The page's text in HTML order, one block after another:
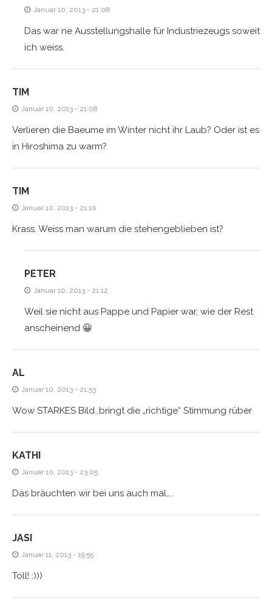
Januar 10, 2013 - 21:08
Das war ne Ausstellungshalle für Industriezeugs soweit
ich weiss.
TIM
Januar 10, 2013 - 21:08
Verlieren die Baeume im Winter nicht ihr Laub? Oder ist es
in Hiroshima zu warm?
TIM
Januar 10, 2013 - 21:10
Krass. Weiss man warum die stehengeblieben ist?
PETER
Januar 10, 2013 - 21:12
Weil sie nicht aus Pappe und Papier war, wie der Rest
anscheinend 😀
AL
Januar 10, 2013 - 21:53
Wow STARKES Bild…bringt die „richtige“ Stimmung rüber
KATHI
Januar 10, 2013 - 23:05
Das bräuchten wir bei uns auch mal…..
JASI
Januar 11, 2013 - 19:55
Toll! :)))